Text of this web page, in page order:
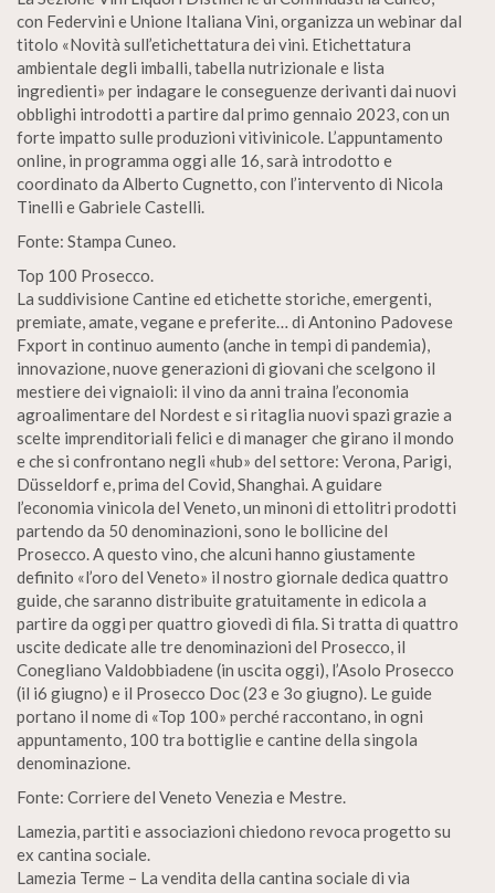
con Federvini e Unione Italiana Vini, organizza un webinar dal
titolo «Novità sull’etichettatura dei vini. Etichettatura
ambientale degli imballi, tabella nutrizionale e lista
ingredienti» per indagare le conseguenze derivanti dai nuovi
obblighi introdotti a partire dal primo gennaio 2023, con un
forte impatto sulle produzioni vitivinicole. L’appuntamento
online, in programma oggi alle 16, sarà introdotto e
coordinato da Alberto Cugnetto, con l’intervento di Nicola
Tinelli e Gabriele Castelli.
Fonte: Stampa Cuneo.
Top 100 Prosecco.
La suddivisione Cantine ed etichette storiche, emergenti,
premiate, amate, vegane e preferite… di Antonino Padovese
Fxport in continuo aumento (anche in tempi di pandemia),
innovazione, nuove generazioni di giovani che scelgono il
mestiere dei vignaioli: il vino da anni traina l’economia
agroalimentare del Nordest e si ritaglia nuovi spazi grazie a
scelte imprenditoriali felici e di manager che girano il mondo
e che si confrontano negli «hub» del settore: Verona, Parigi,
Düsseldorf e, prima del Covid, Shanghai. A guidare
l’economia vinicola del Veneto, un minoni di ettolitri prodotti
partendo da 50 denominazioni, sono le bollicine del
Prosecco. A questo vino, che alcuni hanno giustamente
definito «l’oro del Veneto» il nostro giornale dedica quattro
guide, che saranno distribuite gratuitamente in edicola a
partire da oggi per quattro giovedì di fila. Si tratta di quattro
uscite dedicate alle tre denominazioni del Prosecco, il
Conegliano Valdobbiadene (in uscita oggi), l’Asolo Prosecco
(il i6 giugno) e il Prosecco Doc (23 e 3o giugno). Le guide
portano il nome di «Top 100» perché raccontano, in ogni
appuntamento, 100 tra bottiglie e cantine della singola
denominazione.
Fonte: Corriere del Veneto Venezia e Mestre.
Lamezia, partiti e associazioni chiedono revoca progetto su
ex cantina sociale.
Lamezia Terme – La vendita della cantina sociale di via